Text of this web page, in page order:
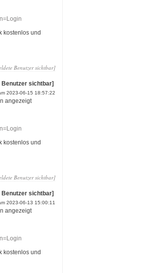
kostenlos und
Benutzer sichtbar]
sichtbar]
2023-06-15 18:57:22
angezeigt
kostenlos und
Benutzer sichtbar]
sichtbar]
2023-06-13 15:00:11
angezeigt
kostenlos und